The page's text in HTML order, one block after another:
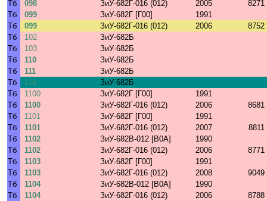
Тб
098 ЗиУ-682Г-016 (012) 2005
8271
Тб
099 ЗиУ-682Г [Г00]
1991
Тб
099 ЗиУ-682Г-016 (012) 2006
8752
Тб
102
ЗиУ-682Б
Тб
103
ЗиУ-682Б
Тб
110
ЗиУ-682Б
Тб
111
ЗиУ-682Б
Тб
114
ЗиУ-682Б
Тб
1100 ЗиУ-682Г [Г00]
1991
Тб
1100 ЗиУ-682Г-016 (012) 2006
8681
Тб
1101 ЗиУ-682Г [Г00]
1991
Тб
1101 ЗиУ-682Г-016 (012) 2007
8811
Тб
1102 ЗиУ-682В-012 [В0А]
1990
Тб
1102 ЗиУ-682Г-016 (012) 2006
8771
Тб
1103 ЗиУ-682Г [Г00]
1991
Тб
1103 ЗиУ-682Г-016 (012) 2008
9049
Тб
1104 ЗиУ-682В-012 [В0А]
1990
Тб
1104 ЗиУ-682Г-016 (012) 2006
8788